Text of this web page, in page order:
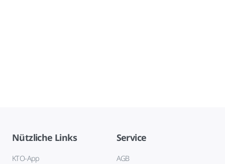
Nützliche Links
KTO-App
Service
AGB